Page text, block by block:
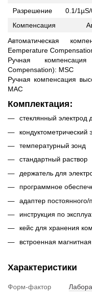
Разрешение 0.1/
Компенсация
Автоматическая
Еemperature
Ручная
Compensation): MSC
Ручная компенсация
MAC
Комплектация:
стеклянный электрод
кондуктометрический
температурный зонд
стандартный раствор
держатель для
программное
адаптер постоянного/
инструкция по
кейс для хранения
встроенная
Характеристики
Форм-фактор